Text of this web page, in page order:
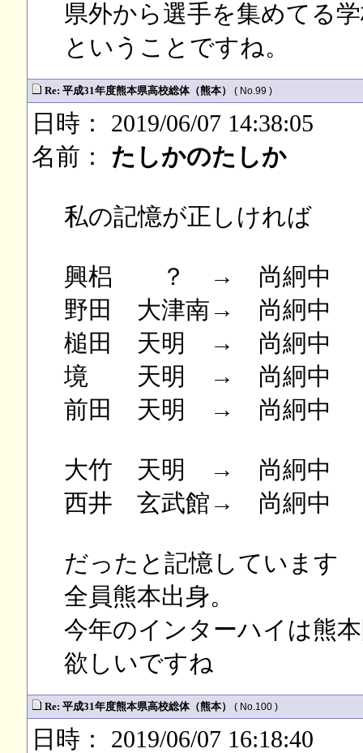
県外から選手を集めてる
ということですね。
Re: 平成31年度熊本県高校総体（熊本） ( No.99 )
日時： 2019/06/07 14:38:05
名前： たしかのたしか
私の記憶が正しければ
興梠 ？ → 尚絅中
野田 大津南→ 尚絅中
槌田 天明 → 尚絅中
境 天明 → 尚絅中
前田 天明 → 尚絅中
大竹 天明 → 尚絅中
西井 玄武館→ 尚絅中
だったと記憶しています
全員熊本出身。
今年のインターハイは熊
欲しいですね
Re: 平成31年度熊本県高校総体（熊本） ( No.100 )
日時： 2019/06/07 16:18:40